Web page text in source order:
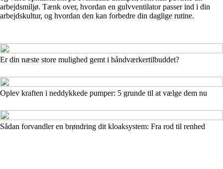
arbejdsmiljø. Tænk over, hvordan en gulvventilator passer ind i din
arbejdskultur, og hvordan den kan forbedre din daglige rutine.
Er din næste store mulighed gemt i håndværkertilbuddet?
Oplev kraften i neddykkede pumper: 5 grunde til at vælge dem nu
Sådan forvandler en brøndring dit kloaksystem: Fra rod til renhed